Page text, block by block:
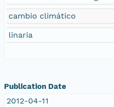
cambio climático
linaria
Publication Date
2012-04-11